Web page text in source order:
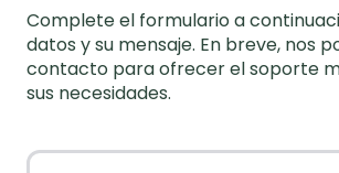
Complete el formulario a
datos y su mensaje. En breve, nos
contacto para ofrecer el soporte
sus necesidades.